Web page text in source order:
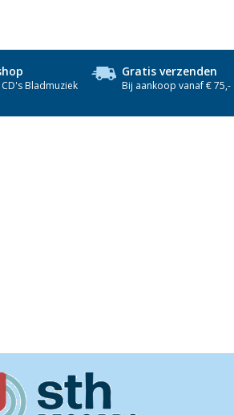
Bladmuziek
Gratis verzenden
Bij aankoop vanaf € 75,-